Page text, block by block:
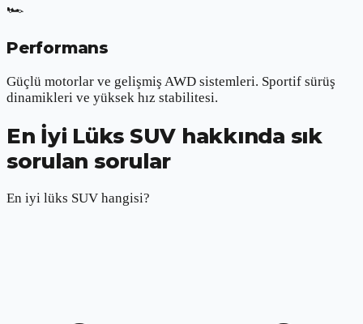
🏎️
Performans
Güçlü motorlar ve gelişmiş AWD sistemleri. Sportif sürüş
dinamikleri ve yüksek hız stabilitesi.
En İyi Lüks SUV hakkında sık
sorulan sorular
En iyi lüks SUV hangisi?